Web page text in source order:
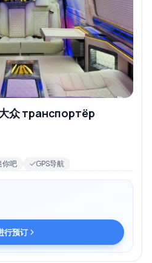
众 транспортёр
你吧 GPS导航
行预订